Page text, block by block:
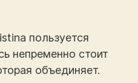
пользуется
непременно стоит
объединяет.